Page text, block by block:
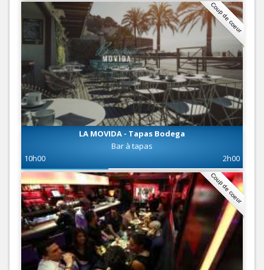
Coup de coeur
LA MOVIDA - Tapas Bodega
Bar à tapas
10h00
2h00
Coup de coeur